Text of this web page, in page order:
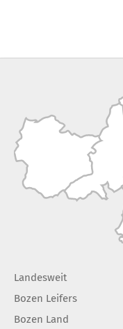
Landesweit
Bozen Leifers
Bozen Land